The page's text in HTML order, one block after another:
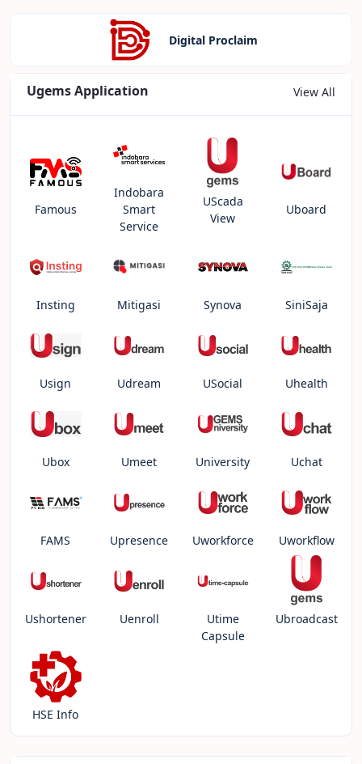
Digital Proclaim
Ugems Application View All
Famous
Indobara
Smart
Service
UScada
View
Uboard
Insting Mitigasi Synova SiniSaja
Usign Udream USocial Uhealth
Ubox Umeet University Uchat
FAMS Upresence Uworkforce Uworkflow
Ushortener Uenroll
Utime
Capsule
Ubroadcast
HSE Info